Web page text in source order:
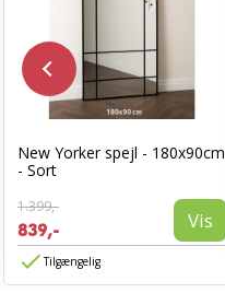
New Yorker spejl - 180x90cm
- Sort
1.399,-
839,- Vis
Tilgængelig